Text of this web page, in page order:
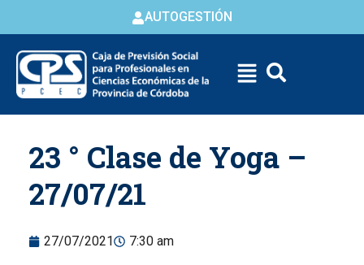
AUTOGESTIÓN
content
23 ° Clase de Yoga –
27/07/21
27/07/2021 7:30 am